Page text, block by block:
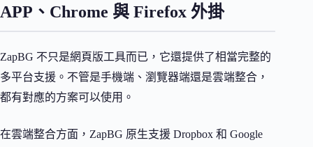
APP、Chrome 與 Firefox 外掛
ZapBG 不只是網頁版工具而已，它還提供了相當完整的
多平台支援。不管是手機端、瀏覽器端還是雲端整合，
都有對應的方案可以使用。
在雲端整合方面，ZapBG 原生支援 Dropbox 和 Google